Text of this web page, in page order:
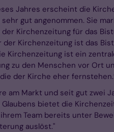
Jahres erscheint die
gut angenommen. Sie
der Kirchenzeitung für das
der Kirchenzeitung ist das
Kirchenzeitung ist ein
zu den Menschen vor Ort
der Kirche eher
am Markt und seit gut zwei
bietet die
Team bereits unter
auslöst."